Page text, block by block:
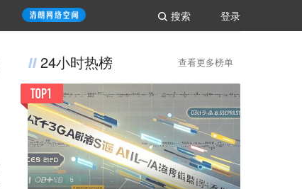
登录
搜索
24小时热榜 查看更多榜单